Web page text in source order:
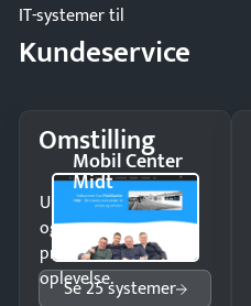
IT-systemer til
Kundeservice
Omstilling
Mobil Center
Midt
Undgå tabte opkald
og giv kunderne en
professionel
oplevelse.
Se 25 systemer